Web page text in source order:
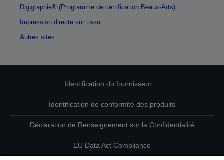
Digigraphie® (Programme de certification Beaux-Arts)
Impression directe sur tissu
Autres sites
Identification du fournisseur
Identification de conformité des produits
Déclaration de Renseignement sur la Confidentialité
EU Data Act Compliance